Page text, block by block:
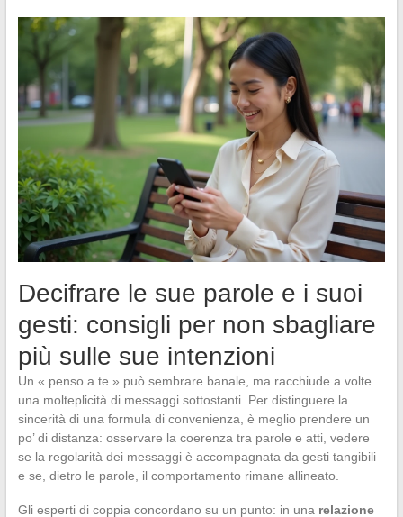
Decifrare le sue parole e i suoi
gesti: consigli per non sbagliare
più sulle sue intenzioni
Un « penso a te » può sembrare banale, ma racchiude a volte
una molteplicità di messaggi sottostanti. Per distinguere la
sincerità di una formula di convenienza, è meglio prendere un
po’ di distanza: osservare la coerenza tra parole e atti, vedere
se la regolarità dei messaggi è accompagnata da gesti tangibili
e se, dietro le parole, il comportamento rimane allineato.
Gli esperti di coppia concordano su un punto: in una relazione